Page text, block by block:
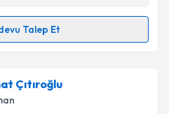
kişisel verilerimin belirtilen
kabul ediyorum.
Gönder
Talep Et
takvimi talebi oluşturun.
almanız için bir takvim
Çıtıroğlu